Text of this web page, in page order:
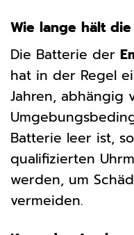
Wie lange hält die
Die Batterie der
hat in der Regel
Jahren, abhängig
Batterie leer ist,
qualifizierten
werden, um
vermeiden.